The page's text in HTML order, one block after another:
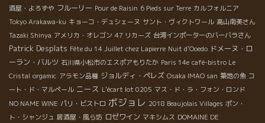
酒屋・よろずや フルーリー Pour de Raisin 6 Pieds sur Terre カルフォルニア
Tokyo Arakawa-ku キョーコ・デュシェーヌ サント・ヴィクトワール 高山南美さん
Tazaki Shinya アメリカ・オレゴン 47 リカーズ 台湾インポーターのバーバラさん
Patrick Desplats Fête du 14 Juillet chez Lapierre Nuit d'Ooedo ドメーヌ・ロ
ーラン・バルツ 石川県小松市のエスポアもりたか Paris 14e café-bistro Le
Cristal orgamic アラモン品種 ジョルディ・ペレズ Osaka IMAO san 築地の魚 コ
ート・ド・マルペール ニース L'écart lot 0205 マス・ド・ラ・フォン・ロンド
NO NAME WINE パリ・ビストロ ボジョレ 2018 Beaujolais Villages ポン・
ト・シャンジュ 居酒屋・風ら坊 ロゼワイン マキシムス DOMAINE DE